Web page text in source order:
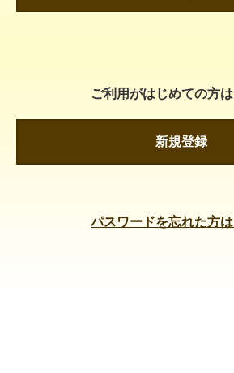
ご利用がはじめての方
新規登録
パスワードを忘れた方